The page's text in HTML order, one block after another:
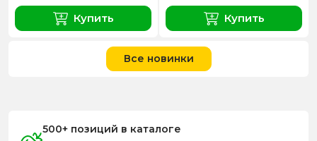
Купить Купить
Все новинки
500+ позиций в каталоге